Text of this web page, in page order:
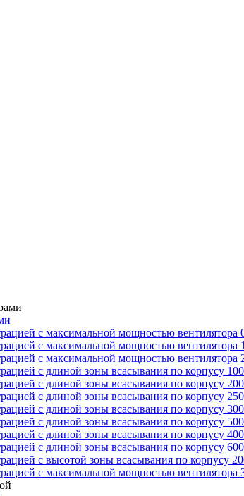
с максимальной мощностью вентилятора
с максимальной мощностью вентилятора
с максимальной мощностью вентилятора
с длиной зоны всасывания по корпусу
с длиной зоны всасывания по корпусу
с длиной зоны всасывания по корпусу
с длиной зоны всасывания по корпусу
с длиной зоны всасывания по корпусу
с длиной зоны всасывания по корпусу
с длиной зоны всасывания по корпусу
с высотой зоны всасывания по корпусу
с максимальной мощностью вентилятора